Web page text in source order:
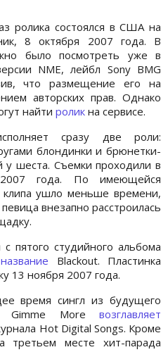
ролика состоялся в США на
8 октября 2007 года. В
было посмотреть уже в
NME, лейбл Sony BMG
что размещение его на
авторских прав. Однако
найти ролик на сервисе.
сразу две роли:
блондинки и брюнетки-
шеста. Съемки проходили в
года. По имеющейся
ушло меньше времени,
внезапно расстроилась
пятого студийного альбома
Blackout. Пластинка
13 ноября 2007 года.
время сингл из будущего
Gimme More возглавляет
Hot Digital Songs. Кроме
третьем месте хит-парада